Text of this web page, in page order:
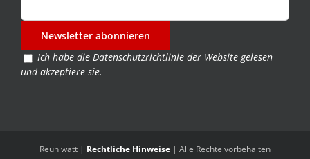
Ich habe die Datenschutzrichtlinie der Website gelesen
und akzeptiere sie.
Reuniwatt | Rechtliche Hinweise | Alle Rechte vorbehalten